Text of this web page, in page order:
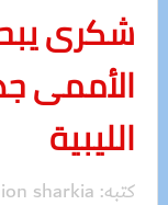
شكرى
الأممى
الليبية
كتبه: sharkia